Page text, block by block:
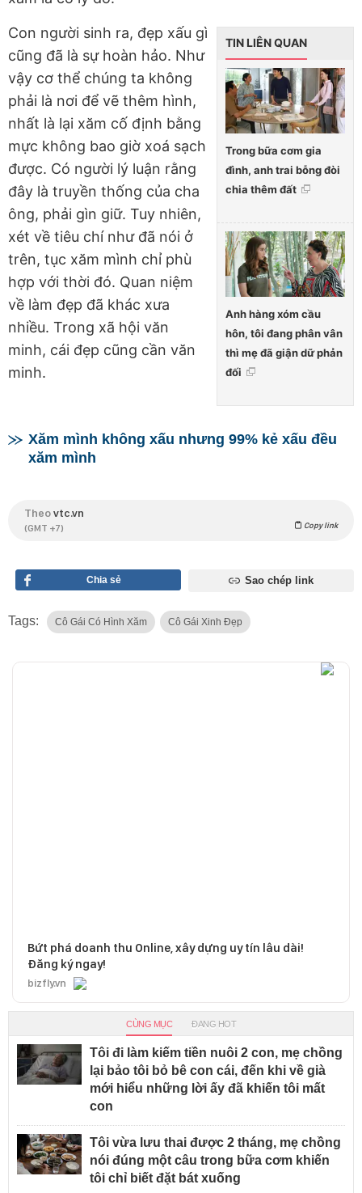
TIN LIÊN QUAN
Trong bữa cơm gia
đình, anh trai bỗng đòi
chia thêm đất
Anh hàng xóm cầu
hôn, tôi đang phân vân
thì mẹ đã giận dữ phản
đối
Con người sinh ra, đẹp xấu gì
cũng đã là sự hoàn hảo. Như
vậy cơ thể chúng ta không
phải là nơi để vẽ thêm hình,
nhất là lại xăm cố định bằng
mực không bao giờ xoá sạch
được. Có người lý luận rằng
đây là truyền thống của cha
ông, phải gìn giữ. Tuy nhiên,
xét về tiêu chí như đã nói ở
trên, tục xăm mình chỉ phù
hợp với thời đó. Quan niệm
về làm đẹp đã khác xưa
nhiều. Trong xã hội văn
minh, cái đẹp cũng cần văn
minh.
Xăm mình không xấu nhưng 99% kẻ xấu đều
xăm mình
Theovtc.vn
(GMT +7) Copy link
Chia sẻ Sao chép link
Tags: Cô Gái Có Hình Xăm Cô Gái Xinh Đẹp
Bứt phá doanh thu Online, xây dựng uy tín lâu dài!
Đăng ký ngay!
bizfly.vn
CÙNG MỤC ĐANG HOT
Tôi đi làm kiếm tiền nuôi 2 con, mẹ chồng
lại bảo tôi bỏ bê con cái, đến khi về già
mới hiểu những lời ấy đã khiến tôi mất
con
Tôi vừa lưu thai được 2 tháng, mẹ chồng
nói đúng một câu trong bữa cơm khiến
tôi chỉ biết đặt bát xuống